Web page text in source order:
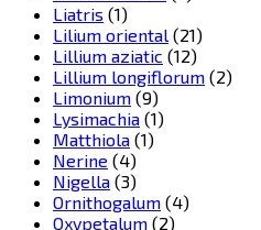
Liatris (1)
Lilium oriental (21)
Lillium aziatic (12)
Lillium longiflorum (2)
Limonium (9)
Lysimachia (1)
Matthiola (1)
Nerine (4)
Nigella (3)
Ornithogalum (4)
Oxypetalum (2)